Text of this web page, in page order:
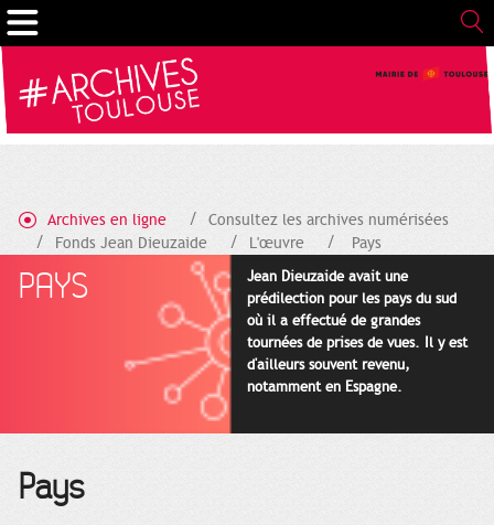
Archives en ligne
Consultez les archives numérisées
Fonds Jean Dieuzaide
L'œuvre Pays
PAYS
Jean Dieuzaide avait une
prédilection pour les pays du sud
où il a effectué de grandes
tournées de prises de vues. Il y est
d'ailleurs souvent revenu,
notamment en Espagne.
Pays
Gestion de vos préférences sur les cookies